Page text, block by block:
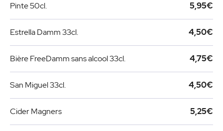
Pinte 50cl. 5,95€
Estrella Damm 33cl. 4,50€
Bière FreeDamm sans alcool 33cl. 4,75€
San Miguel 33cl. 4,50€
Cider Magners 5,25€